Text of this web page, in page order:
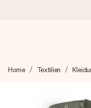
Wir bereiten dein
Home Textilien